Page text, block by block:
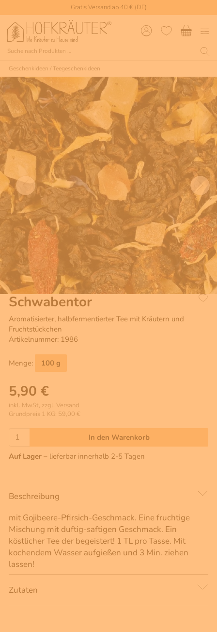
Gratis Versand ab 40 € (DE)
Geschenkideen / Teegeschenkideen
Schwabentor
Aromatisierter, halbfermentierter Tee mit Kräutern und
Fruchtstückchen
Artikelnummer: 1986
Menge: 100 g
5,90 €
inkl. MwSt, zzgl. Versand
Grundpreis 1 KG: 59,00 €
In den Warenkorb
Auf Lager – lieferbar innerhalb 2-5 Tagen
Beschreibung
mit Gojibeere-Pfirsich-Geschmack. Eine fruchtige
Mischung mit duftig-saftigen Geschmack. Ein
köstlicher Tee der begeistert! 1 TL pro Tasse. Mit
kochendem Wasser aufgießen und 3 Min. ziehen
lassen!
Zutaten